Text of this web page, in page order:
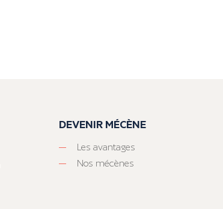
DEVENIR MÉCÈNE
Les avantages
Nos mécènes